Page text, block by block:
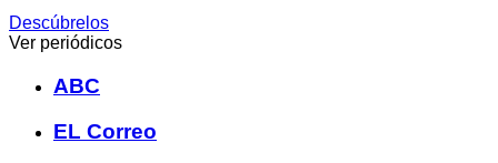
Descúbrelos
Ver periódicos
ABC
EL Correo